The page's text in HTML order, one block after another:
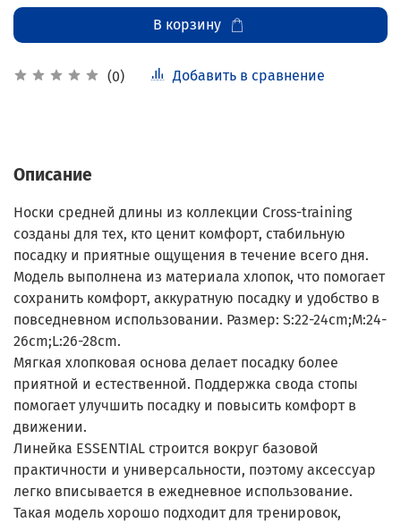
(0) Добавить в сравнение
В корзину
Описание
Носки средней длины из коллекции Cross-training
созданы для тех, кто ценит комфорт, стабильную
посадку и приятные ощущения в течение всего дня.
Модель выполнена из материала хлопок, что помогает
сохранить комфорт, аккуратную посадку и удобство в
повседневном использовании. Размер: S:22-24cm;M:24-
26cm;L:26-28cm.
Мягкая хлопковая основа делает посадку более
приятной и естественной. Поддержка свода стопы
помогает улучшить посадку и повысить комфорт в
движении.
Линейка ESSENTIAL строится вокруг базовой
практичности и универсальности, поэтому аксессуар
легко вписывается в ежедневное использование.
Такая модель хорошо подходит для тренировок,